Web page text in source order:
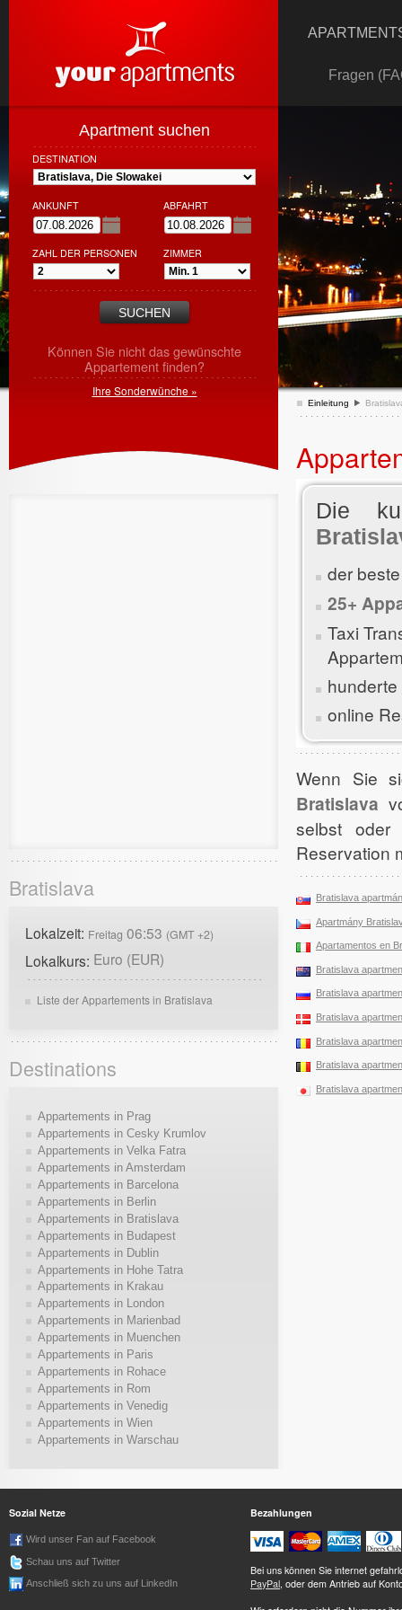
Fragen
Einleitung
Die
der
25+
Taxi
hunderte
online
Wenn Sie
Bratislava
selbst oder
Reservation
Bratislava
Apartmány
Apartamentos en
Bratislava
Bratislava
Bratislava
Bratislava
Bratislava
Bratislava
Apartment suchen
DESTINATION
ANKUNFT ABFAHRT
ZAHL DER PERSONEN ZIMMER
Können Sie nicht das gewünschte
Appartement finden?
Ihre Sonderwünche »
Bratislava
Lokalzeit: Freitag 06:53 (GMT +2)
Lokalkurs: Euro (EUR)
Liste der Appartements in Bratislava
Destinations
Appartements in Prag
Appartements in Cesky Krumlov
Appartements in Velka Fatra
Appartements in Amsterdam
Appartements in Barcelona
Appartements in Berlin
Appartements in Bratislava
Appartements in Budapest
Appartements in Dublin
Appartements in Hohe Tatra
Appartements in Krakau
Appartements in London
Appartements in Marienbad
Appartements in Muenchen
Appartements in Paris
Appartements in Rohace
Appartements in Rom
Appartements in Venedig
Appartements in Wien
Appartements in Warschau
Sozial Netze
Wird unser Fan auf Facebook
Schau uns auf Twitter
Anschließ sich zu uns auf LinkedIn
Bezahlungen
Bei uns können Sie internet
PayPal, oder dem Antrieb auf